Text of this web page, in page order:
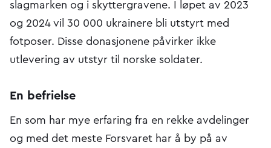
slagmarken og i skyttergravene. I løpet av 2023
og 2024 vil 30 000 ukrainere bli utstyrt med
fotposer. Disse donasjonene påvirker ikke
utlevering av utstyr til norske soldater.
En befrielse
En som har mye erfaring fra en rekke avdelinger
og med det meste Forsvaret har å by på av